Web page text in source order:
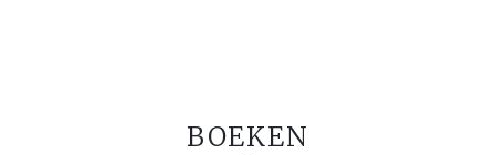
BOEKEN